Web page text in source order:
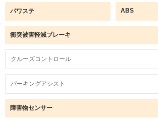
パワステ ABS
衝突被害軽減ブレーキ
クルーズコントロール
パーキングアシスト
障害物センサー